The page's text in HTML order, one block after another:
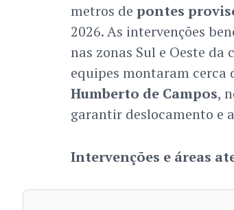
metros de pontes
2026. As intervenções
nas zonas Sul e Oeste
equipes montaram cerca
Humberto de Campos,
garantir deslocamento e
Intervenções e áreas